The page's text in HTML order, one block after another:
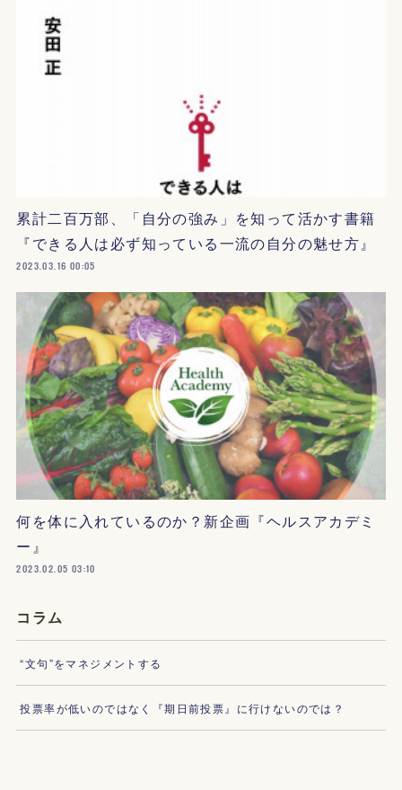
累計二百万部、「自分の強み」を知って活かす書籍
『できる人は必ず知っている一流の自分の魅せ方』
2023.03.16 00:05
何を体に入れているのか？新企画『ヘルスアカデミ
ー』
2023.02.05 03:10
コラム
“文句”をマネジメントする
投票率が低いのではなく『期日前投票』に行けないのでは？